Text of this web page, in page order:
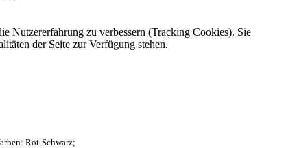
Nutzererfahrung zu verbessern (Tracking Cookies). Sie
der Seite zur Verfügung stehen.
Rot-Schwarz;